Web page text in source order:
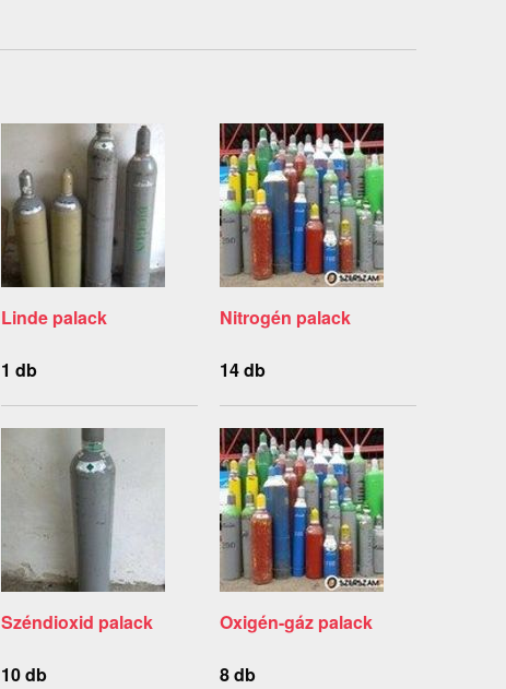
Linde palack
1 db
Nitrogén palack
14 db
Széndioxid palack
10 db
Oxigén-gáz palack
8 db